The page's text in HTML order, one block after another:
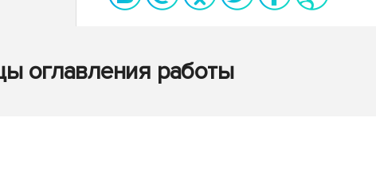
оглавления работы